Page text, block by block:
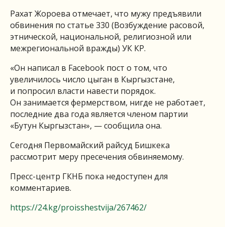
Рахат Жороева отмечает, что мужу предъявили
обвинения по статье 330 (Возбуждение расовой,
этнической, национальной, религиозной или
межрегиональной вражды) УК КР.
«Он написал в Facebook пост о том, что
увеличилось число цыган в Кыргызстане,
и попросил власти навести порядок.
Он занимается фермерством, нигде не работает,
последние два года является членом партии
«Бутун Кыргызстан», — сообщила она.
Сегодня Первомайский райсуд Бишкека
рассмотрит меру пресечения обвиняемому.
Пресс-центр ГКНБ пока недоступен для
комментариев.
https://24.kg/proisshestvija/267462/